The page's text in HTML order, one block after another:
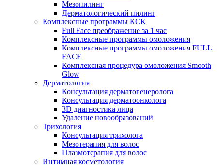
Мезопилинг
Дерматологический пилинг
Комплексные программы КСК
Full Face преображение за 1 час
Комплексные программы омоложения
Комплексные программы омоложения FULL
FACE
Комплексная процедура омоложения Smooth
Glow
Дерматология
Консультация дерматовенеролога
Консультация дерматоонколога
3D диагностика лица
Удаление новообразований
Трихология
Консультация трихолога
Мезотерапия для волос
Плазмотерапия для волос
Интимная косметология